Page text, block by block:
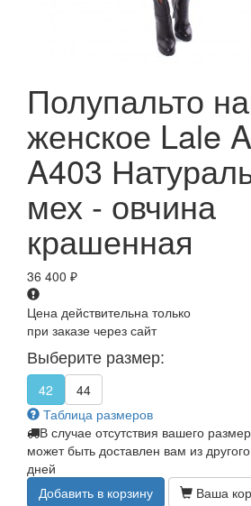
Полупальто
женское Lale
A403
мех - овчина
крашенная
36 400 ₽
Цена действительна только
при заказе через сайт
Выберите размер:
42
44
Таблица размеров
В случае отсутствия вашего
может быть доставлен вам из
дней
Добавить в корзину
Ваша